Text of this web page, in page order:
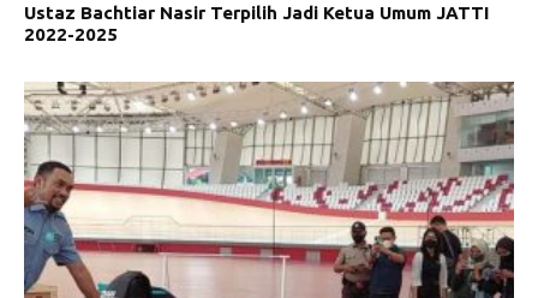
Ustaz Bachtiar Nasir Terpilih Jadi Ketua Umum JATTI
2022-2025